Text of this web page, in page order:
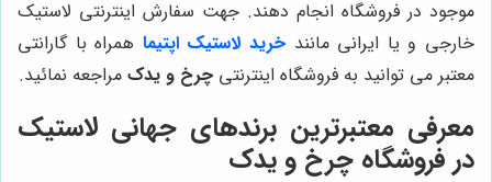
موجود در فروشگاه انجام دهند. جهت سفارش اینترنتی لاستیک
خارجی و یا ایرانی مانند خرید لاستیک اپتیما همراه با گارانتی
معتبر می توانید به فروشگاه اینترنتی چرخ و یدک مراجعه نمائید.
معرفی معتبرترین برندهای جهانی لاستیک
در فروشگاه چرخ و یدک